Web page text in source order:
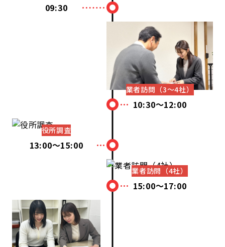
09:30
業者訪問（3～4社）
10:30～12:00
役所調査
13:00～15:00
業者訪問（4社）
15:00～17:00